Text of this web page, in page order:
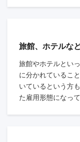
旅館、ホテルな
旅館やホテルとい
に分かれているこ
いているという方
た雇用形態になっ